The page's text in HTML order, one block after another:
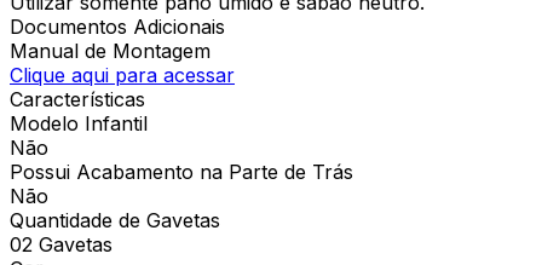
Documentos Adicionais
Manual de Montagem
Clique aqui para acessar
Características
Modelo Infantil
Não
Possui Acabamento na Parte de Trás
Não
Quantidade de Gavetas
02 Gavetas